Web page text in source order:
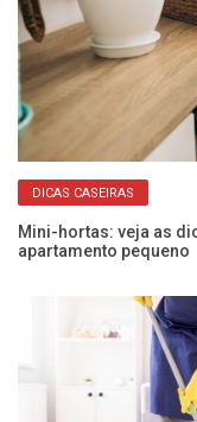
DICAS CASEIRAS
Mini-hortas: veja as
apartamento pequeno